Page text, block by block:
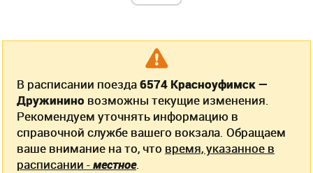
В расписании поезда6574 Красноуфимск —
Дружинино возможны текущие изменения.
Рекомендуем уточнять информацию в
справочной службе вашего вокзала. Обращаем
ваше внимание на то, что время, указанное в
расписании -местное.